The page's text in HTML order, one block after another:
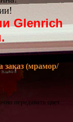
Glenrich
заказ (мрамор/
передавать цвет